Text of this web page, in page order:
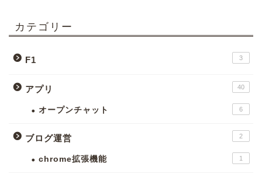
カテゴリー
F1 3
アプリ 40
オープンチャット 6
ブログ運営 2
chrome拡張機能 1